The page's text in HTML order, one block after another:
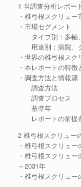
1 当調査分析レポー
・椎弓根スクリュー
・市場セグメント
タイプ別：多軸
用途別：病院、
・世界の椎弓根ス
・本レポートの特徴
・調査方法と情報源
調査方法
調査プロセス
基準年
レポートの前提
2 椎弓根スクリュー
・椎弓根スクリュ
・椎弓根スクリュ
～2031年
・椎弓根スクリュ